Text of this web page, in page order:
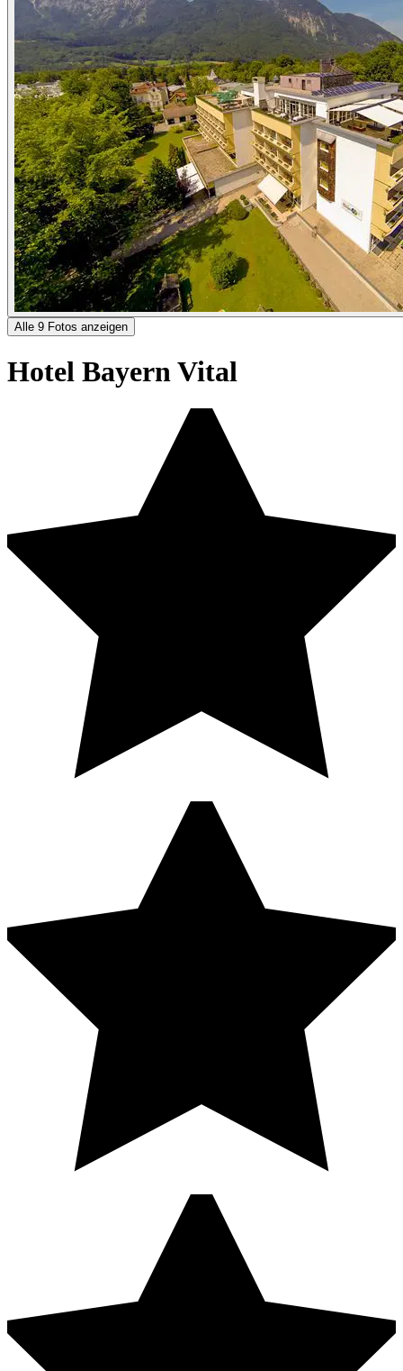
Alle 9 Fotos anzeigen
Hotel Bayern Vital